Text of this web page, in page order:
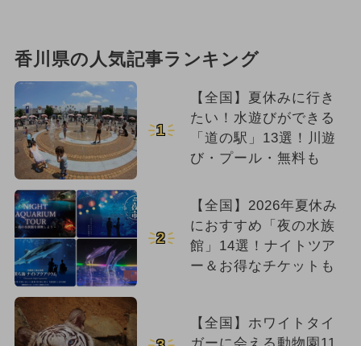
香川県の人気記事ランキング
1
【全国】夏休みに行き
たい！水遊びができる
「道の駅」13選！川遊
び・プール・無料も
2
【全国】2026年夏休み
におすすめ「夜の水族
館」14選！ナイトツア
ー＆お得なチケットも
【全国】ホワイトタイ